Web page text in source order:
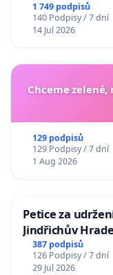
1 749 podpisů
140 Podpisy / 7 dní
14 Jul 2026
Chceme
129 podpisů
129 Podpisy / 7 dní
1 Aug 2026
Petice za
Jindřichův
387 podpisů
126 Podpisy / 7 dní
29 Jul 2026